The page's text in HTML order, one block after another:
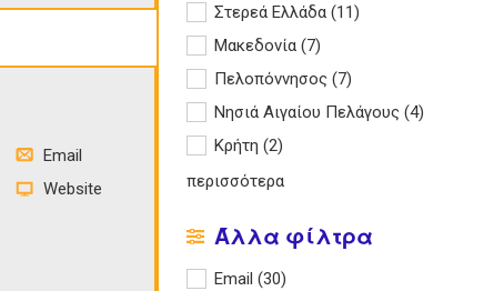
Email
Website
Apply Στερεά Ελλάδα filter
Στερεά Ελλάδα (11)
Apply Μακεδονία filter
Μακεδονία (7)
Apply Πελοπόννησος filter
Πελοπόννησος (7)
Apply Νησιά Αιγαίου Πελάγους filter
Νησιά Αιγαίου Πελάγους (4)
Apply Κρήτη filter
Κρήτη (2)
περισσότερα
Άλλα φίλτρα
Apply Email filter
Email (30)